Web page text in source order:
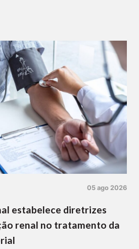
05 ago 2026
estabelece diretrizes
renal no tratamento da